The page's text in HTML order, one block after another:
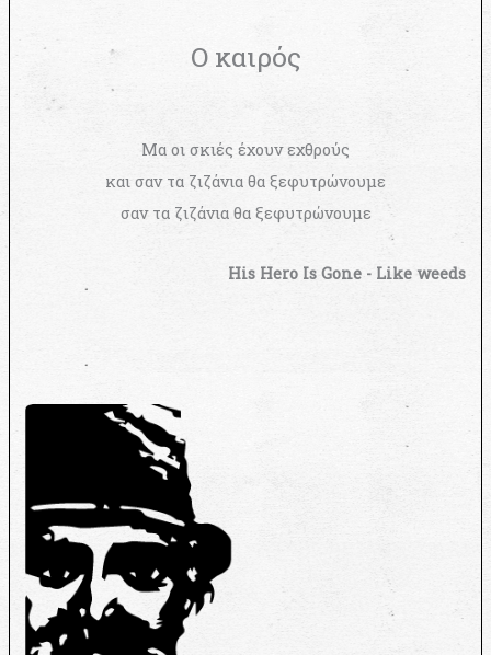
Ο καιρός
Μα οι σκιές έχουν εχθρούς
και σαν τα ζιζάνια θα ξεφυτρώνουμε
σαν τα ζιζάνια θα ξεφυτρώνουμε
His Hero Is Gone - Like weeds